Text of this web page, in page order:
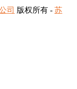
司 版权所有 - 苏